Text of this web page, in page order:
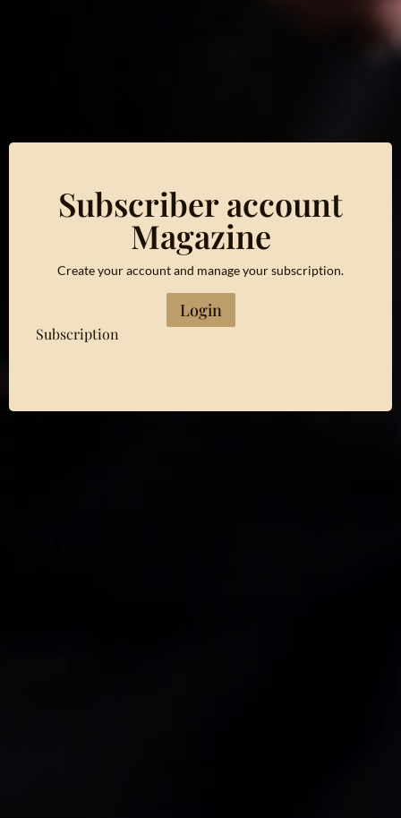
Subscriber account
Magazine
Create your account and manage your subscription.
Login
Subscription